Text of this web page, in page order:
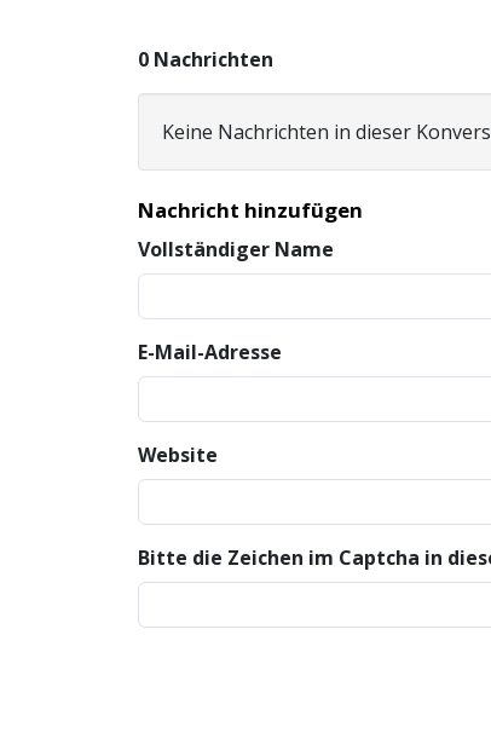
0 Nachrichten
Keine Nachrichten in dieser
Nachricht hinzufügen
Vollständiger Name
E-Mail-Adresse
Website
Bitte die Zeichen im Captcha in